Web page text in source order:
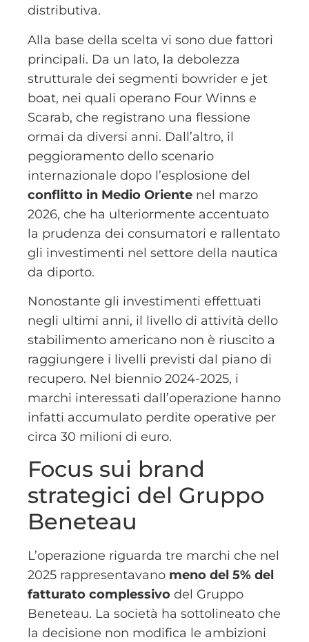
distributiva.
Alla base della scelta vi sono due fattori
principali. Da un lato, la debolezza
strutturale dei segmenti bowrider e jet
boat, nei quali operano Four Winns e
Scarab, che registrano una flessione
ormai da diversi anni. Dall’altro, il
peggioramento dello scenario
internazionale dopo l’esplosione del
conflitto in Medio Oriente nel marzo
2026, che ha ulteriormente accentuato
la prudenza dei consumatori e rallentato
gli investimenti nel settore della nautica
da diporto.
Nonostante gli investimenti effettuati
negli ultimi anni, il livello di attività dello
stabilimento americano non è riuscito a
raggiungere i livelli previsti dal piano di
recupero. Nel biennio 2024-2025, i
marchi interessati dall’operazione hanno
infatti accumulato perdite operative per
circa 30 milioni di euro.
Focus sui brand
strategici del Gruppo
Beneteau
L’operazione riguarda tre marchi che nel
2025 rappresentavano meno del 5% del
fatturato complessivo del Gruppo
Beneteau. La società ha sottolineato che
la decisione non modifica le ambizioni